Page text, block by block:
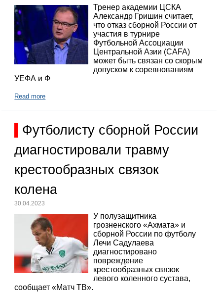
Тренер академии ЦСКА
Александр Гришин считает,
что отказ сборной России от
участия в турнире
Футбольной Ассоциации
Центральной Азии (CAFA)
может быть связан со скорым
допуском к соревнованиям
УЕФА и Ф
Read more
Футболисту сборной России
диагностировали травму
крестообразных связок
колена
30.04.2023
У полузащитника
грозненского «Ахмата» и
сборной России по футболу
Лечи Садулаева
диагностировано
повреждение
крестообразных связок
левого коленного сустава,
сообщает «Матч ТВ».